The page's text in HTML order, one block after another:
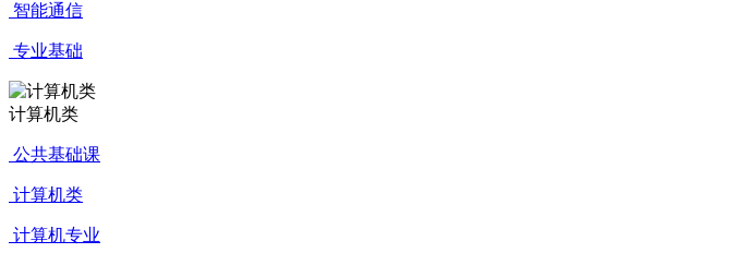
智能通信
专业基础
计算机类
公共基础课
计算机类
计算机专业